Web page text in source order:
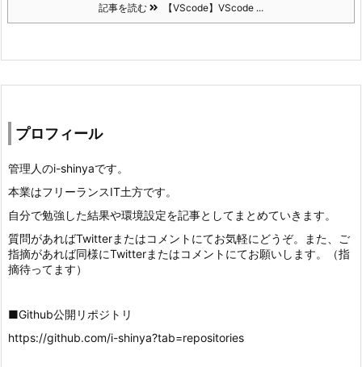
記事を読む 【VScode】VScode ...
プロフィール
管理人のi-shinyaです。
本業はフリーランスIT土方です。
自分で勉強した結果や環境設定を記事としてまとめていきます。
質問があればTwitterまたはコメントにてお気軽にどうぞ。また、ご
指摘があれば同様にTwitterまたはコメントにてお願いします。（指
摘待ってます）
■Github公開リポジトリ
https://github.com/i-shinya?tab=repositories